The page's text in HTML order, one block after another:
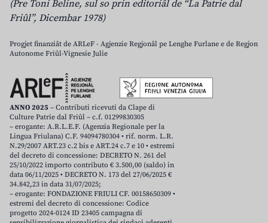
(Pre Toni Beline, sul so prin editoriâl de “La Patrie dal
Friûl”, Dicembar 1978)
Progjet finanziât de ARLeF - Agjenzie Regjonâl pe Lenghe Furlane e de Regjon
Autonome Friûl-Vignesie Julie
ANNO 2025 – Contributi ricevuti da Clape di
Culture Patrie dal Friûl – c.f. 01299830305
– erogante: A.R.L.E.F. (Agenzia Regionale per la
Lingua Friulana) C.F. 94094780304 • rif. norm. L.R.
N.29/2007 ART.23 c.2 bis e ART.24 c.7 e 10 • estremi
del decreto di concessione: DECRETO N. 261 del
25/10/2022 importo contributo € 3.500,00 (saldo) in
data 06/11/2025 • DECRETO N. 173 del 27/06/2025 €
34.842,23 in data 31/07/2025;
– erogante: FONDAZIONE FRIULI CF. 00158650309 •
estremi del decreto di concessione: Codice
progetto 2024-0124 ID 23405 campagna di